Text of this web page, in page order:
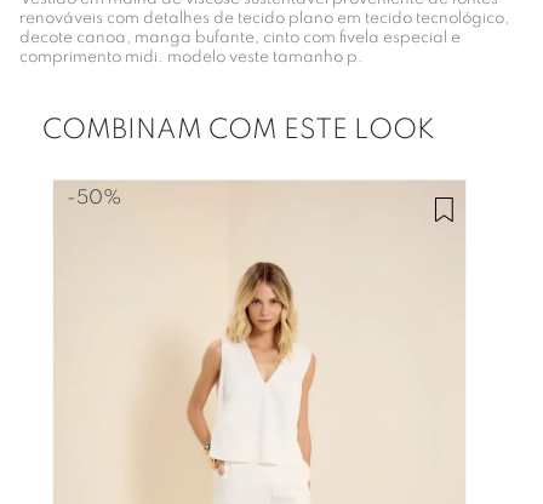
renováveis com detalhes de tecido plano em tecido tecnológico,
decote canoa, manga bufante, cinto com fivela especial e
comprimento midi. modelo veste tamanho p.
COMBINAM COM ESTE LOOK
-50%